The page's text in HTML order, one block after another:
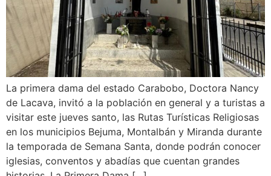
La primera dama del estado Carabobo, Doctora Nancy
de Lacava, invitó a la población en general y a turistas a
visitar este jueves santo, las Rutas Turísticas Religiosas
en los municipios Bejuma, Montalbán y Miranda durante
la temporada de Semana Santa, donde podrán conocer
iglesias, conventos y abadías que cuentan grandes